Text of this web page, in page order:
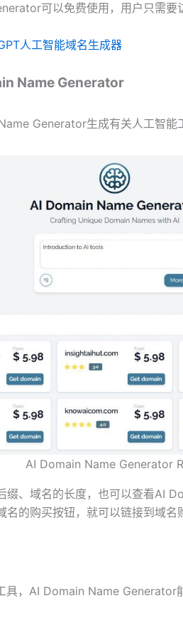
可以免费使用，用户只需要
人工智能域名生成器
Name Generator
Generator生成有关人工智能
AI Domain Name Generator
缀、域名的长度，也可以查看AI
的购买按钮，就可以链接到域名
具，AI Domain Name Generator